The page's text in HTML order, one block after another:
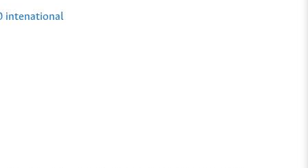
intenational